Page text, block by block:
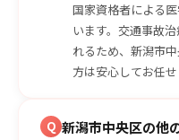
国家資格者による
います。交通事故
れるため、新潟市
方は安心してお任せ
Q 新潟市中央区の他